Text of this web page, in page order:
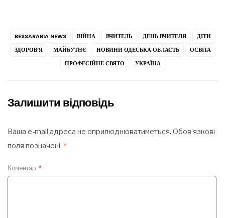
BESSARABIA NEWS ВІЙНА ВЧИТЕЛЬ ДЕНЬ ВЧИТЕЛЯ
ДІТИ
ЗДОРОВ’Я
МАЙБУТНЄ НОВИНИ ОДЕСЬКА ОБЛАСТЬ
ОСВІТА
ПРОФЕСІЙНЕ СВЯТО
УКРАЇНА
Залишити відповідь
Ваша e-mail адреса не оприлюднюватиметься. Обов’язкові
поля позначені *
Коментар *